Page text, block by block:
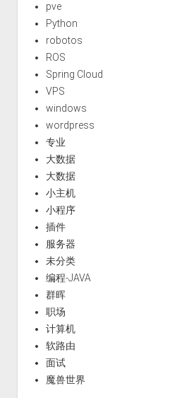
pve
Python
robotos
ROS
Spring Cloud
VPS
windows
wordpress
专业
大数据
大数据
小主机
小程序
插件
服务器
未分类
编程-JAVA
群晖
职场
计算机
软路由
面试
魔兽世界